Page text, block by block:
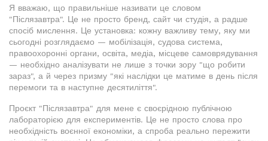
Я вважаю, що правильніше називати це словом
"Післязавтра". Це не просто бренд, сайт чи студія, а радше
спосіб мислення. Це установка: кожну важливу тему, яку ми
сьогодні розглядаємо — мобілізація, судова система,
правоохоронні органи, освіта, медіа, місцеве самоврядування
— необхідно аналізувати не лише з точки зору "що робити
зараз", а й через призму "які наслідки це матиме в день після
перемоги та в наступне десятиліття".
Проєкт "Післязавтра" для мене є своєрідною публічною
лабораторією для експериментів. Це не просто слова про
необхідність воєнної економіки, а спроба реально пережити